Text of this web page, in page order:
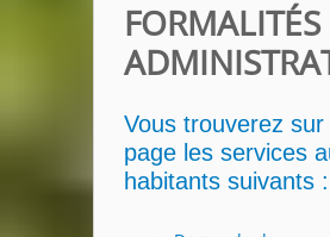
FORMALITÉS
Vous trouverez
page les services
habitants suivants :